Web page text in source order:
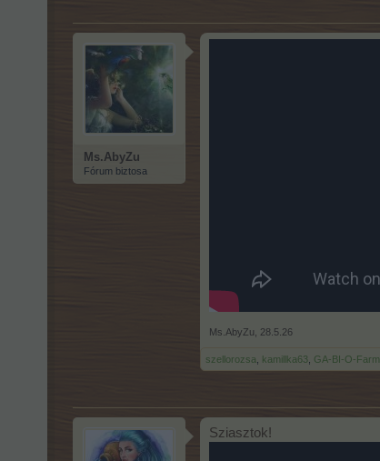
Ms.AbyZu
Fórum biztosa
Ms.AbyZu 28.5.26
szellorozsa kamillka63 GA-BI-O-Farm
Sziasztok!